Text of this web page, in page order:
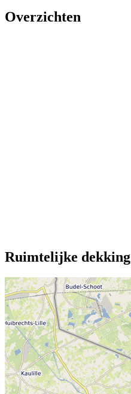
Overzichten
Ruimtelijke dekking